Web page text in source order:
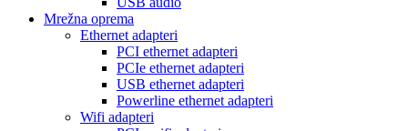
Mrežna oprema
Ethernet adapteri
PCI ethernet adapteri
PCIe ethernet adapteri
USB ethernet adapteri
Powerline ethernet adapteri
Wifi adapteri